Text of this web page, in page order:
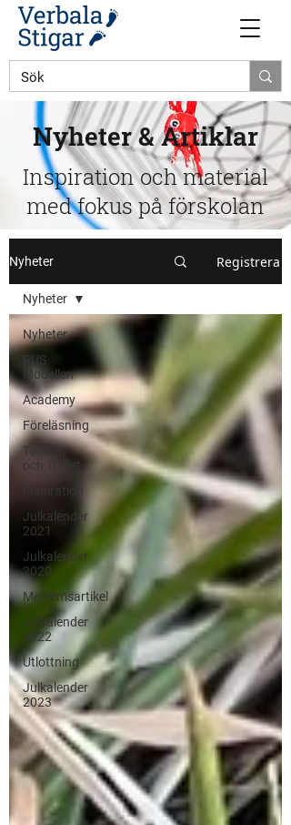
Nyheter & Artiklar
Inspiration och material
med fokus på förskolan
Nyheter Registrera
Nyheter
RUS
Modellen
Academy
Föreläsning
Tomten
och Trollet
Inspiration
Julkalender
2021
Julkalender
2020
Medlemsartikel
Julkalender
2022
Utlottning
Julkalender
2023
Nyheter